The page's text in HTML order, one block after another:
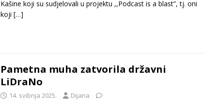
Kašine koji su sudjelovali u projektu ,,Podcast is a blast”, tj. oni
koji […]
Pametna muha zatvorila državni
LiDraNo
14. svibnja 2025. Dijana